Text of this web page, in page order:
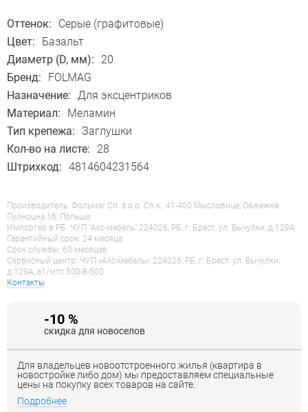
Оттенок:
Серые (графитовые)
Цвет:
Базальт
Диаметр (D, мм):
20
Бренд:
FOLMAG
Назначение: Для эксцентриков
Материал:
Меламин
Тип крепежа: Заглушки
Кол-во на листе:
28
Штрихкод: 4814604231564
Производитель: Фольмаг Сп. з о.о. Сп.к., 41-400 Мысловице, Обжежна
Пулноцна 16, Польша
Импортер в РБ: ЧУП "Акс-мебель" 224026, РБ, г. Брест, ул. Вычулки, д.129А
Гарантийный срок: 24 месяца
Срок службы: 60 месяцев
Сервисный центр: ЧУП «Акс-мебель», 224026, РБ, г. Брест, ул. Вычулки,
д.129А, a1/мтс 500-8-500
Контакты
-10 %
скидка для новоселов
Для владельцев новоотстроенного жилья (квартира в
новостройке либо дом) мы предоставляем специальные
цены на покупку всех товаров на сайте.
Подробнее